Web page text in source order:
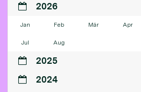
2026
Jan Feb Mär Apr
Jul Aug
2025
2024